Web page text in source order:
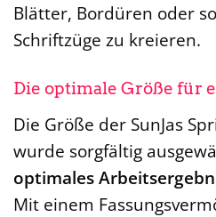
Blätter, Bordüren oder
Schriftzüge zu kreieren.
Die optimale Größe für
Die Größe der SunJas
wurde sorgfältig
optimales
Mit einem